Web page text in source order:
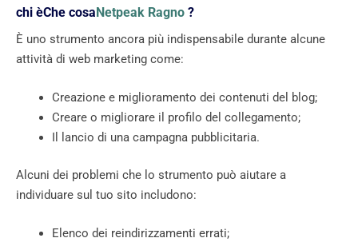
chi èChe cosa Netpeak Ragno ?
È uno strumento ancora più indispensabile durante alcune
attività di web marketing come:
Creazione e miglioramento dei contenuti del blog;
Creare o migliorare il profilo del collegamento;
Il lancio di una campagna pubblicitaria.
Alcuni dei problemi che lo strumento può aiutare a
individuare sul tuo sito includono:
Elenco dei reindirizzamenti errati;